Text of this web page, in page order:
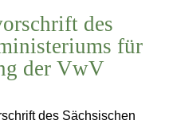
des
für
der VwV
des Sächsischen